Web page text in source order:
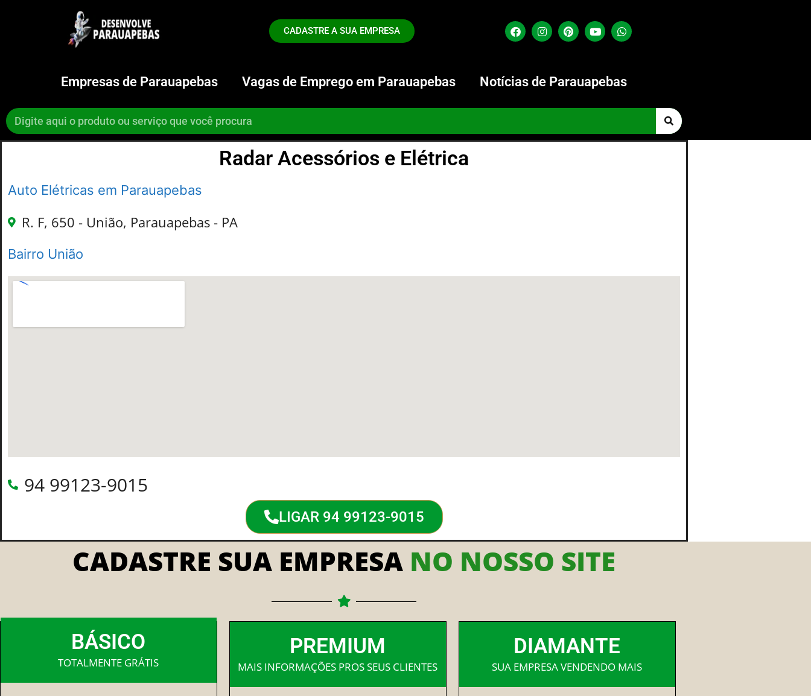
CADASTRE A SUA EMPRESA
Empresas de Parauapebas Vagas de Emprego em Parauapebas Notícias de Parauapebas
Radar Acessórios e Elétrica
Auto Elétricas em Parauapebas
R. F, 650 - União, Parauapebas - PA
Bairro União
94 99123-9015
LIGAR 94 99123-9015
CADASTRE SUA EMPRESA NO NOSSO SITE
BÁSICO
TOTALMENTE GRÁTIS
PREMIUM
MAIS INFORMAÇÕES PROS SEUS CLIENTES
DIAMANTE
SUA EMPRESA VENDENDO MAIS